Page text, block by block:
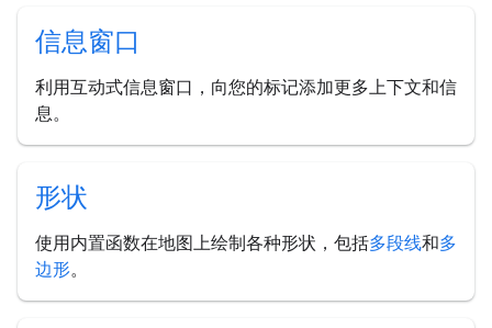
信息窗口
利用互动式信息窗口，向您的标记添加更多上下文和信
息。
形状
使用内置函数在地图上绘制各种形状，包括多段线和多
边形。